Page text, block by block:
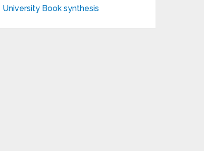
University Book synthesis